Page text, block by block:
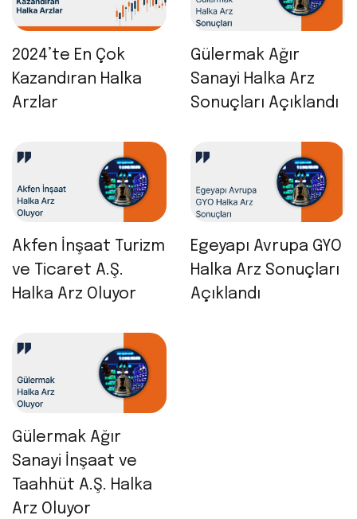
2024’te En Çok
Kazandıran Halka
Arzlar
Gülermak Ağır
Sanayi Halka Arz
Sonuçları Açıklandı
Akfen İnşaat Turizm
ve Ticaret A.Ş.
Halka Arz Oluyor
Egeyapı Avrupa GYO
Halka Arz Sonuçları
Açıklandı
Gülermak Ağır
Sanayi İnşaat ve
Taahhüt A.Ş. Halka
Arz Oluyor